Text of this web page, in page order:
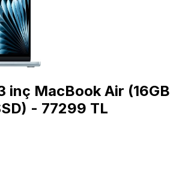
inç MacBook Air (16GB
- 77299 TL